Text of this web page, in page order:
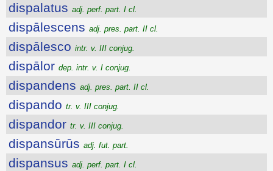
dispalatus adj. perf. part. I cl.
dispālescens adj. pres. part. II cl.
dispālesco intr. v. III conjug.
dispālor dep. intr. v. I conjug.
dispandens adj. pres. part. II cl.
dispando tr. v. III conjug.
dispandor tr. v. III conjug.
dispansūrūs adj. fut. part.
dispansus adj. perf. part. I cl.